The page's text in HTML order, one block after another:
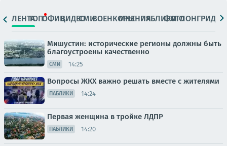
ЛЕНТАТОПОФИЦ.ВИДЕОСМИВОЕНКОРЫМНЕНИЯПАБЛИКИ
ФОТОЛОНГРИДЫ
Мишустин: исторические регионы должны быть
благоустроены качественно
СМИ 14:25
Вопросы ЖКХ важно решать вместе с жителями
ПАБЛИКИ 14:24
Первая женщина в тройке ЛДПР
ПАБЛИКИ 14:20